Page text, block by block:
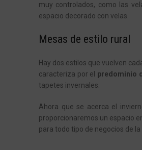
muy controlados, como las
espacio decorado con velas.
Mesas de estilo rural
Hay dos estilos que vuelven
caracteriza por el predominio
tapetes invernales.
Ahora que se acerca el
proporcionaremos un espacio
para todo tipo de negocios de